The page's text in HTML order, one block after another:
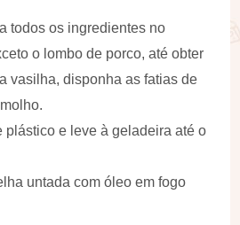
todos os ingredientes no
o lombo de porco, até obter
vasilha, disponha as fatias de
plástico e leve à geladeira até o
untada com óleo em fogo